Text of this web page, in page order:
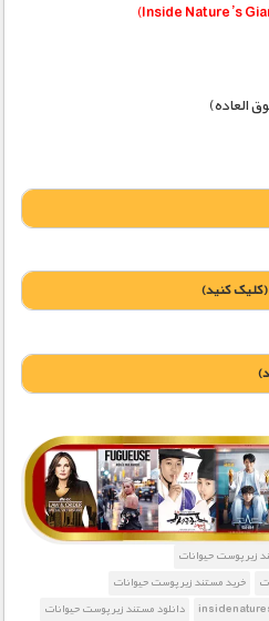
کنید)
زیر پوست حیوانات
خرید مستند زیر پوست حیوانات
دانلود مستند زیر پوست حیوانات